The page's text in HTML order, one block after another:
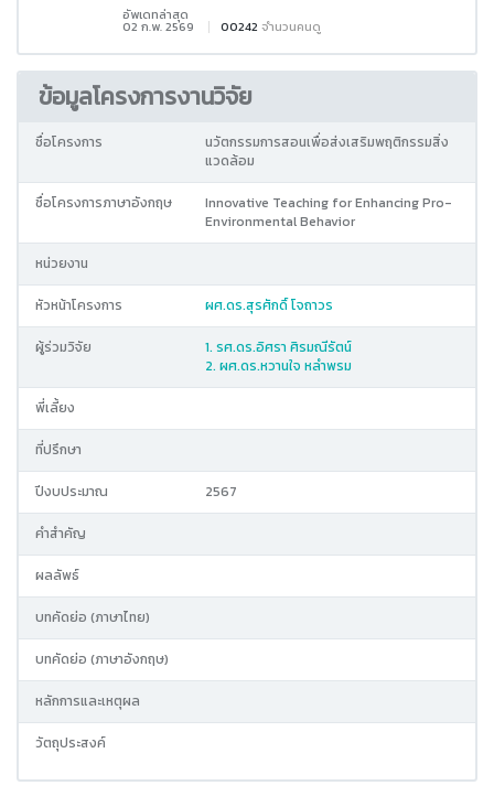
อัพเดทล่าสุด
02 ก.พ. 2569 00242 จำนวนคนดู
ข้อมูลโครงการงานวิจัย
ชื่อโครงการ
นวัตกรรมการสอนเพื่อส่งเสริมพฤติกรรมสิ่ง
แวดล้อม
ชื่อโครงการภาษาอังกฤษ
Innovative Teaching for Enhancing Pro-
Environmental Behavior
หน่วยงาน
หัวหน้าโครงการ ผศ.ดร.สุรศักดิ์ โจถาวร
ผู้ร่วมวิจัย
1. รศ.ดร.อิศรา ศิรมณีรัตน์
2. ผศ.ดร.หวานใจ หลำพรม
พี่เลี้ยง
ที่ปรึกษา
ปีงบประมาณ 2567
คำสำคัญ
ผลลัพธ์
บทคัดย่อ (ภาษาไทย)
บทคัดย่อ (ภาษาอังกฤษ)
หลักการและเหตุผล
วัตถุประสงค์